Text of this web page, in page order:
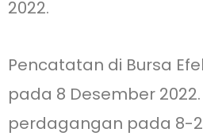
2022.
Pencatatan di Bursa
pada 8 Desember
perdagangan pada 8-